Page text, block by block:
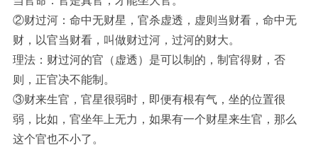
②财过河：命中无财星，官杀虚透，虚则当财看，命中无
财，以官当财看，叫做财过河，过河的财大。
理法：财过河的官（虚透）是可以制的，制官得财，否
则，正官决不能制。
③财来生官，官星很弱时，即便有根有气，坐的位置很
弱，比如，官坐年上无力，如果有一个财星来生官，那么
这个官也不小了。